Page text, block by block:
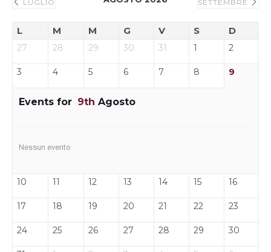
LUGLIO SETTEMBRE
L M M G V S D
27 28 29 30 31 1 2
3 4 5 6 7 8 9
Events for 9th Agosto
Nessun evento
10 11 12 13 14 15 16
17 18 19 20 21 22 23
24 25 26 27 28 29 30